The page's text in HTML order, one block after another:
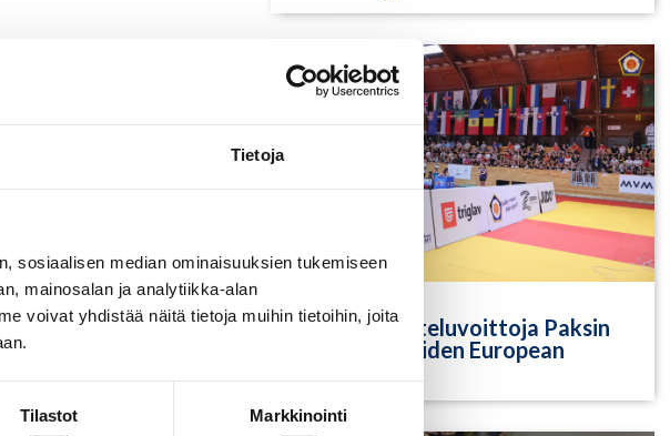
Tietoja
sosiaalisen median ominaisuuksien tukemiseen
mainosalan ja analytiikka-alan
voivat yhdistää näitä tietoja muihin tietoihin, joita
Tilastot Markkinointi
Yksittäisiä otteluvoittoja Paksin
alle 21-vuotiaiden European